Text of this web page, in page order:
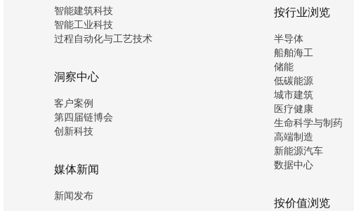
智能建筑科技
智能工业科技
过程自动化与工艺技术
洞察中心
客户案例
第四届链博会
创新科技
媒体新闻
新闻发布
按行业浏览
半导体
船舶海工
储能
低碳能源
城市建筑
医疗健康
生命科学与制药
高端制造
新能源汽车
数据中心
按价值浏览